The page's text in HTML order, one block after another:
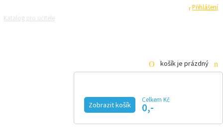
Přihlášení
Katalog pro učitele
košík je prázdný
Zobrazit košík
Celkem Kč
0,-